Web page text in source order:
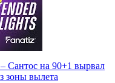
Сантос на 90+1 вырвал
зоны вылета